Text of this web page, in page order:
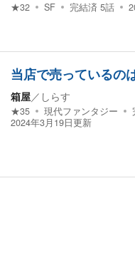
★32 SF 完結済 5話
当店で売っているの
箱屋／ しらす
★35 現代ファンタジー
2024年3月19日更新